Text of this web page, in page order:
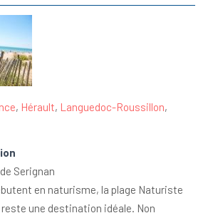
, Hérault, Languedoc-Roussillon,
Serignan
en naturisme, la plage Naturiste
reste une destination idéale. Non